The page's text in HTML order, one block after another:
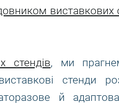
виставкових
стендів, ми
стенди
й